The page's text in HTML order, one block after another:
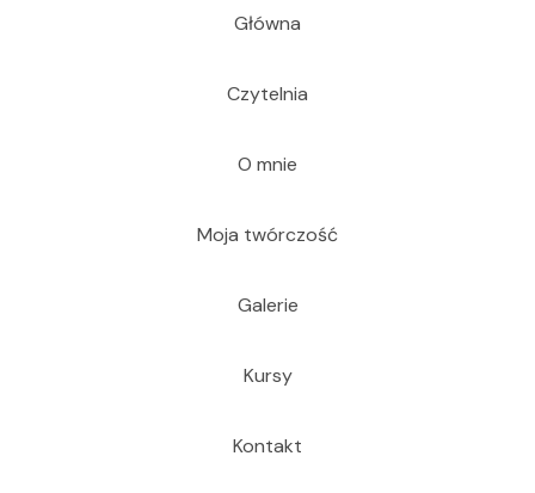
Główna
Czytelnia
O mnie
Moja twórczość
Galerie
Kursy
Kontakt